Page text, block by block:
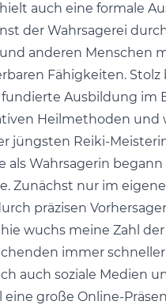
auch eine formale
der Wahrsagerei
anderen Menschen
Fähigkeiten. Stolz
Ausbildung im
Heilmethoden und
jüngsten Reiki-
als Wahrsagerin
Zunächst nur im
präzisen
wuchs meine Zahl der
immer schneller
auch soziale Medien
eine große Online-